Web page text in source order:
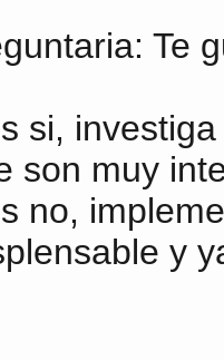
Te
si,
son muy
no,
y